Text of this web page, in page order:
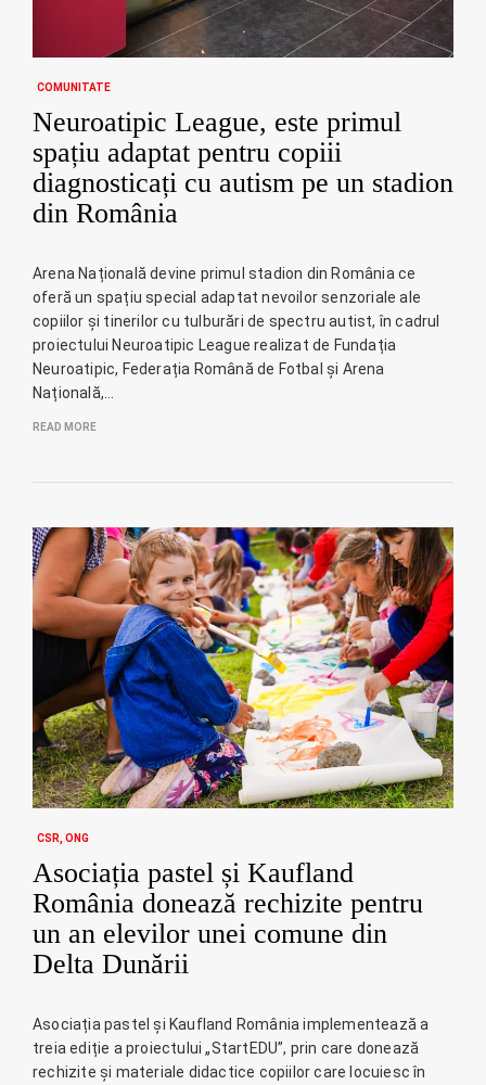
COMUNITATE
Neuroatipic League, este primul
spațiu adaptat pentru copiii
diagnosticați cu autism pe un stadion
din România
Arena Națională devine primul stadion din România ce
oferă un spațiu special adaptat nevoilor senzoriale ale
copiilor și tinerilor cu tulburări de spectru autist, în cadrul
proiectului Neuroatipic League realizat de Fundația
Neuroatipic, Federația Română de Fotbal și Arena
Națională,…
READ MORE
CSR ONG
Asociația pastel și Kaufland
România donează rechizite pentru
un an elevilor unei comune din
Delta Dunării
Asociația pastel și Kaufland România implementează a
treia ediție a proiectului „StartEDU”, prin care donează
rechizite și materiale didactice copiilor care locuiesc în